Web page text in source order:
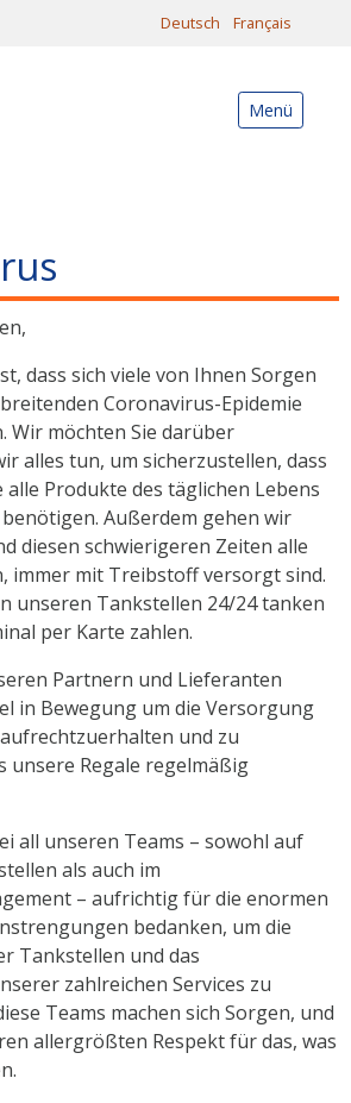
Deutsch Français
Menü
dass sich viele von Ihnen Sorgen
Coronavirus-Epidemie
Wir möchten Sie darüber
alles tun, um sicherzustellen, dass
alle Produkte des täglichen Lebens
Außerdem gehen wir
diesen schwierigeren Zeiten alle
immer mit Treibstoff versorgt sind.
unseren Tankstellen 24/24 tanken
per Karte zahlen.
Partnern und Lieferanten
in Bewegung um die Versorgung
und zu
unsere Regale regelmäßig
all unseren Teams – sowohl auf
als auch im
– aufrichtig für die enormen
bedanken, um die
Tankstellen und das
zahlreichen Services zu
Teams machen sich Sorgen, und
allergrößten Respekt für das, was